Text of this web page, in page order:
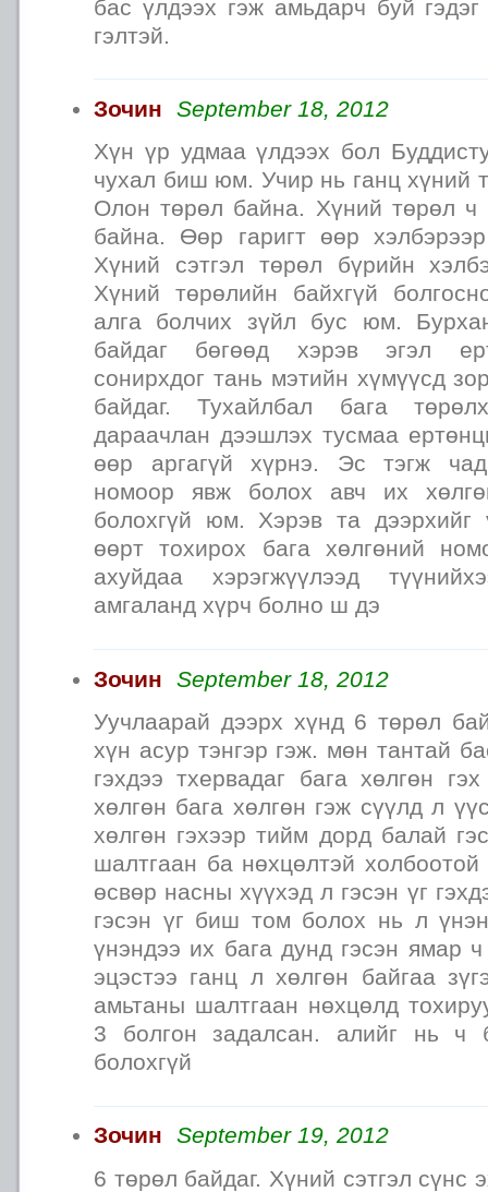
бас үлдээх гэж амьдарч буй
гэлтэй.
Зочин
September 18, 2012
Хүн үр удмаа үлдээх бол
чухал биш юм. Учир нь ганц хүний
Олон төрөл байна. Хүний төрөл ч
байна. Өөр гаригт өөр
Хүний сэтгэл төрөл бүрийн
Хүний төрөлийн байхгүй
алга болчих зүйл бус юм.
байдаг бөгөөд хэрэв эгэл
сонирхдог тань мэтийн хүмүүсд
байдаг. Тухайлбал бага
дараачлан дээшлэх тусмаа
өөр аргагүй хүрнэ. Эс тэгж
номоор явж болох авч их
болохгүй юм. Хэрэв та дээрхийг
өөрт тохирох бага хөлгөний
ахуйдаа хэрэгжүүлээд
амгаланд хүрч болно ш дэ
Зочин
September 18, 2012
Уучлаарай дээрх хүнд 6 төрөл
хүн асур тэнгэр гэж. мөн тантай
гэхдээ тхервадаг бага хөлгөн
хөлгөн бага хөлгөн гэж сүүлд л
хөлгөн гэхээр тийм дорд балай
шалтгаан ба нөхцөлтэй
өсвөр насны хүүхэд л гэсэн үг
гэсэн үг биш том болох нь л
үнэндээ их бага дунд гэсэн ямар
эцэстээ ганц л хөлгөн байгаа
амьтаны шалтгаан нөхцөлд
3 болгон задалсан. алийг нь ч
болохгүй
Зочин
September 19, 2012
6 төрөл байдаг. Хүний сэтгэл сүнс